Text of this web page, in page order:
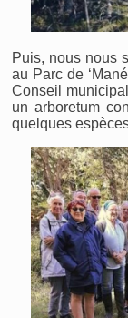
Puis, nous nous
au Parc de
Conseil
un arboretum
quelques